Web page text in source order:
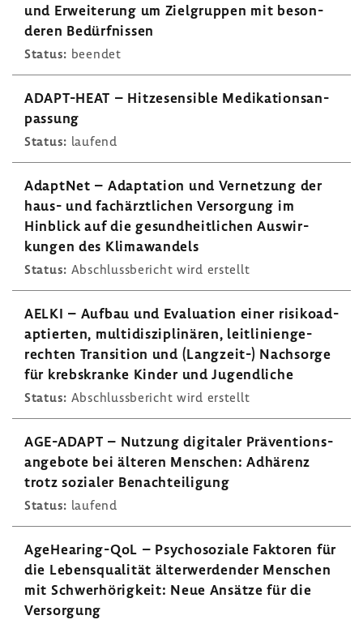
und Erwei­te­rung um Ziel­gruppen mit beson­
deren Bedürf­nissen
Status: beendet
ADAPT-​HEAT – Hitze­sen­sible Medi­ka­ti­ons­an­
pas­sung
Status: laufend
AdaptNet – Adap­ta­tion und Vernet­zung der
haus- und fach­ärzt­li­chen Versor­gung im
Hinblick auf die gesund­heit­li­chen Auswir­
kungen des Klima­wan­dels
Status: Abschluss­be­richt wird erstellt
AELKI – Aufbau und Evalua­tion einer risi­koad­
ap­tierten, multi­dis­zi­pli­nären, leit­li­ni­en­ge­
rechten Tran­si­tion und (Langzeit-​) Nach­sorge
für krebs­kranke Kinder und Jugend­liche
Status: Abschluss­be­richt wird erstellt
AGE-​ADAPT – Nutzung digi­taler Präven­ti­ons­
an­ge­bote bei älteren Menschen: Adhä­renz
trotz sozialer Benach­tei­li­gung
Status: laufend
AgeHearing-​QoL – Psycho­so­ziale Faktoren für
die Lebens­qua­lität älter­wer­dender Menschen
mit Schwer­hö­rig­keit: Neue Ansätze für die
Versor­gung